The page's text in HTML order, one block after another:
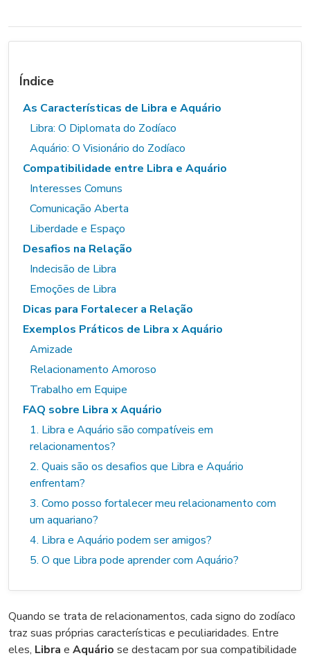
Índice
As Características de Libra e Aquário
Libra: O Diplomata do Zodíaco
Aquário: O Visionário do Zodíaco
Compatibilidade entre Libra e Aquário
Interesses Comuns
Comunicação Aberta
Liberdade e Espaço
Desafios na Relação
Indecisão de Libra
Emoções de Libra
Dicas para Fortalecer a Relação
Exemplos Práticos de Libra x Aquário
Amizade
Relacionamento Amoroso
Trabalho em Equipe
FAQ sobre Libra x Aquário
1. Libra e Aquário são compatíveis em
relacionamentos?
2. Quais são os desafios que Libra e Aquário
enfrentam?
3. Como posso fortalecer meu relacionamento com
um aquariano?
4. Libra e Aquário podem ser amigos?
5. O que Libra pode aprender com Aquário?
Quando se trata de relacionamentos, cada signo do zodíaco
traz suas próprias características e peculiaridades. Entre
eles, Libra e Aquário se destacam por sua compatibilidade